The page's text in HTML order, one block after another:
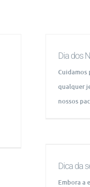
Dia dos
Cuidamos
qualquer
nossos
Dica da
Embora a